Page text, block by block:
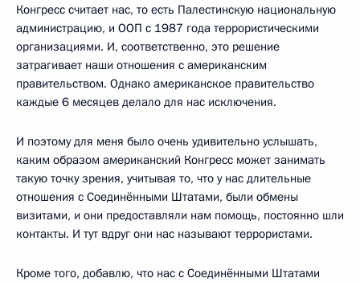
Конгресс считает нас, то есть Палестинскую национальную
администрацию, и ООП с 1987 года террористическими
организациями. И, соответственно, это решение
затрагивает наши отношения с американским
правительством. Однако американское правительство
каждые 6 месяцев делало для нас исключения.
И поэтому для меня было очень удивительно услышать,
каким образом американский Конгресс может занимать
такую точку зрения, учитывая то, что у нас длительные
отношения с Соединёнными Штатами, были обмены
визитами, и они предоставляли нам помощь, постоянно шли
контакты. И тут вдруг они нас называют террористами.
Кроме того, добавлю, что нас с Соединёнными Штатами